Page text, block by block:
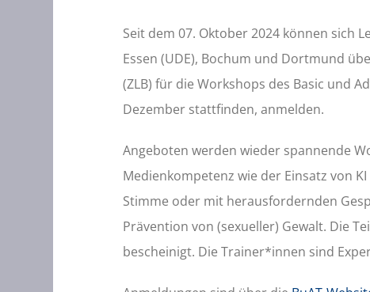
Seit dem 07. Oktober 2024 können sich
Essen (UDE), Bochum und Dortmund
(ZLB) für die Workshops des Basic und
Dezember stattfinden, anmelden.
Angeboten werden wieder spannende
Medienkompetenz wie der Einsatz von
Stimme oder mit herausfordernden
Prävention von (sexueller) Gewalt. Die
bescheinigt. Die Trainer*innen sind